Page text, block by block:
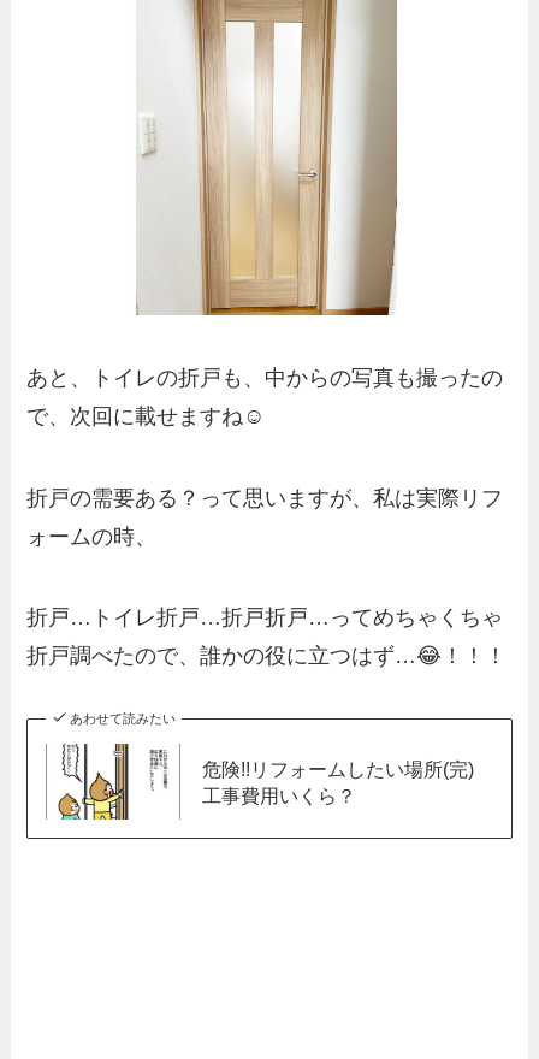
あと、トイレの折戸も、中からの写真も撮ったの
で、次回に載せますね☺️
折戸の需要ある？って思いますが、私は実際リフ
ォームの時、
折戸…トイレ折戸…折戸折戸…ってめちゃくちゃ
折戸調べたので、誰かの役に立つはず…😂！！！
あわせて読みたい
危険!!リフォームしたい場所(完)
工事費用いくら？